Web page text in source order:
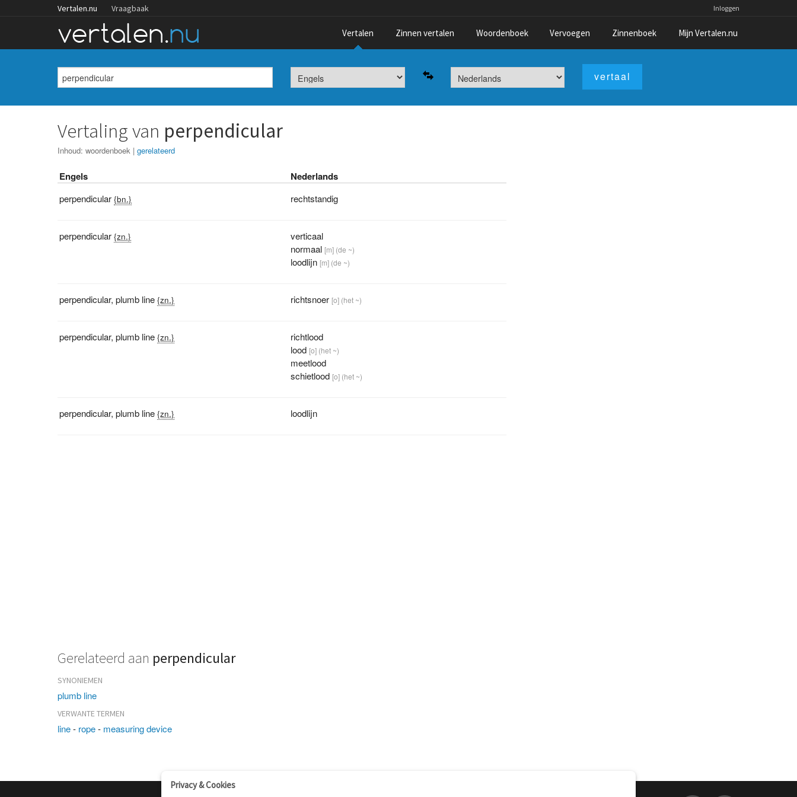
Vertalen.nu Vraagbaak Inloggen
Vertalen Zinnen vertalen Woordenboek Vervoegen Zinnenboek Mijn Vertalen.nu
Vertaling van perpendicular
Inhoud:woordenboek |gerelateerd
Engels Nederlands
perpendicular {bn.} rechtstandig
perpendicular {zn.}
verticaal
normaal [m] (de ~)
loodlijn [m] (de ~)
perpendicular,plumb line {zn.} richtsnoer [o] (het ~)
perpendicular,plumb line {zn.}
richtlood
lood [o] (het ~)
meetlood
schietlood [o] (het ~)
perpendicular,plumb line {zn.} loodlijn
Gerelateerd aan perpendicular
SYNONIEMEN
plumb line
VERWANTE TERMEN
line- rope- measuring device
Privacy & Cookies